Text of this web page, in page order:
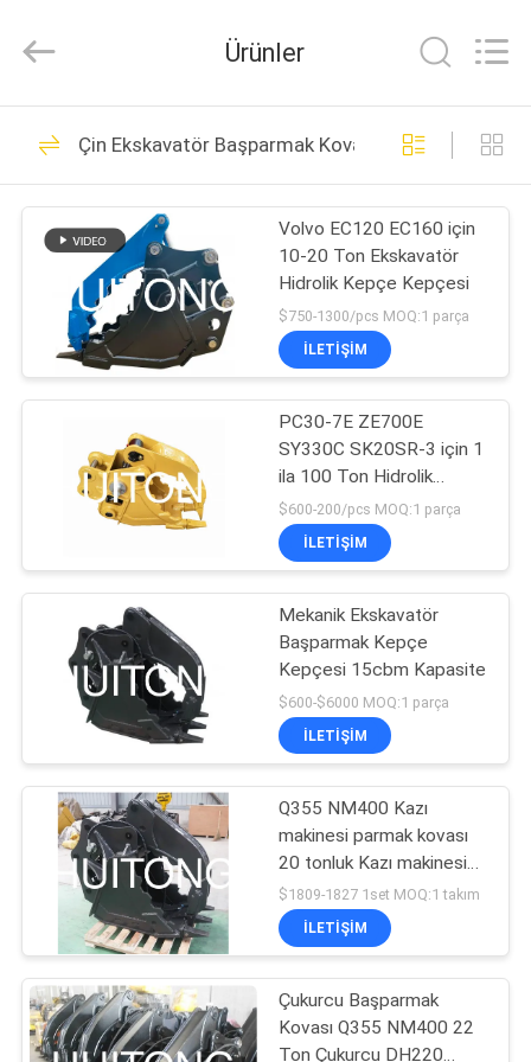
EVDE
ÜRÜN
GÖSTERISI
BIZIM
HAKKIMIZDA
FABRIKA
KALITE
KONTROLÜ
HABERLER
BIR
İNDIRIM
İSTE
SITE
HARITASI
Reserved.
Ekskavatör Kaya
Kovası
258
Ağır Hizmet
Ekskavatör Kovası
158
Ekskavatör İskelet
Kovası
Ekskavatör Uzun
Uzanma Bomu
238
Ürünler
Çin Ekskavatör Başparmak Kovası
Volvo EC120 EC160 için
10-20 Ton Ekskavatör
Hidrolik Kepçe Kepçesi
$750-1300/pcs MOQ:1 parça
İLETIŞIM
PC30-7E ZE700E
SY330C SK20SR-3 için 1
ila 100 Ton Hidrolik
Başparmak Kovası
$600-200/pcs MOQ:1 parça
İLETIŞIM
Mekanik Ekskavatör
Başparmak Kepçe
Kepçesi 15cbm Kapasite
$600-$6000 MOQ:1 parça
İLETIŞIM
Q355 NM400 Kazı
makinesi parmak kovası
20 tonluk Kazı makinesi
PC200 SY200 XE200
CLG920 ZX200 SK200
EC210 DH215 Çam taşı
için
$1809-1827 1set MOQ:1 takım
İLETIŞIM
Çukurcu Başparmak
Kovası Q355 NM400 22
Ton Çukurcu DH220